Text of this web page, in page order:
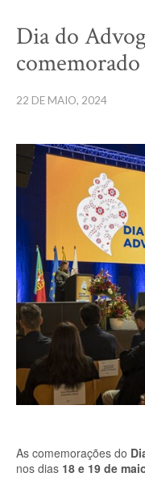
Dia do
22 DE MAIO, 2024
As comemorações do
nos dias 18 e 19 de